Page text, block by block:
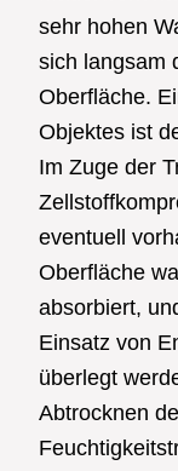
sehr hohen
sich langsam
Oberfläche.
Objektes ist
Im Zuge der
eventuell
Oberfläche
absorbiert,
Einsatz von
überlegt
Abtrocknen